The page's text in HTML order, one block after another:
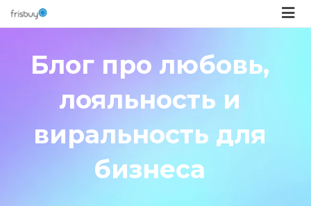
Блог про любовь,
лояльность и
виральность для
бизнеса